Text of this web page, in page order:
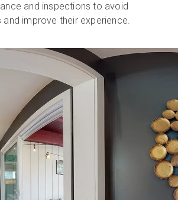
and inspections to avoid
and improve their experience.